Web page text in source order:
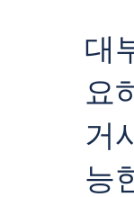
대
요
거
능